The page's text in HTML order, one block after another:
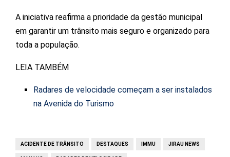
A iniciativa reafirma a prioridade da gestão municipal
em garantir um trânsito mais seguro e organizado para
toda a população.
LEIA TAMBÉM
Radares de velocidade começam a ser instalados
na Avenida do Turismo
ACIDENTE DE TRÂNSITO DESTAQUES IMMU JIRAU NEWS